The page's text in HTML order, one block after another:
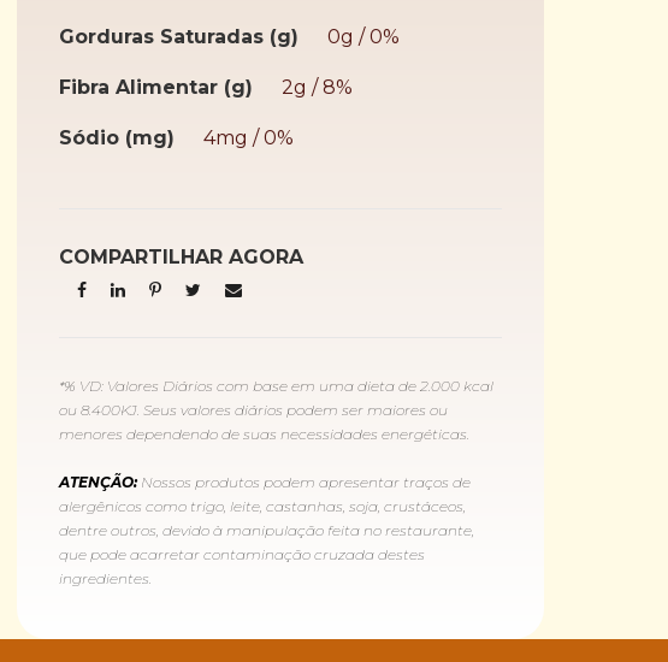
Gorduras Saturadas (g) 0g / 0%
Fibra Alimentar (g) 2g / 8%
Sódio (mg) 4mg / 0%
COMPARTILHAR AGORA
*% VD: Valores Diários com base em uma dieta de 2.000 kcal
ou 8.400KJ. Seus valores diários podem ser maiores ou
menores dependendo de suas necessidades energéticas.
ATENÇÃO:Nossos produtos podem apresentar traços de
alergênicos como trigo, leite, castanhas, soja, crustáceos,
dentre outros, devido à manipulação feita no restaurante,
que pode acarretar contaminação cruzada destes
ingredientes.